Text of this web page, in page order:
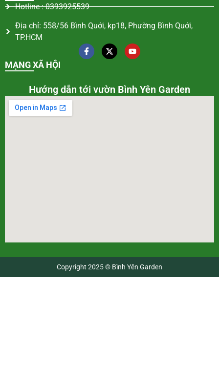
Hotline : 0393925539
Địa chỉ: 558/56 Bình Quới, kp18, Phường Bình Quới,
TP.HCM
MẠNG XÃ HỘI
Hướng dẫn tới vườn Bình Yên Garden
Copyright 2025 © Bình Yên Garden